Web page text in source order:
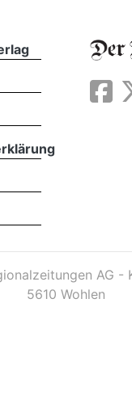
AG -
5610 Wohlen